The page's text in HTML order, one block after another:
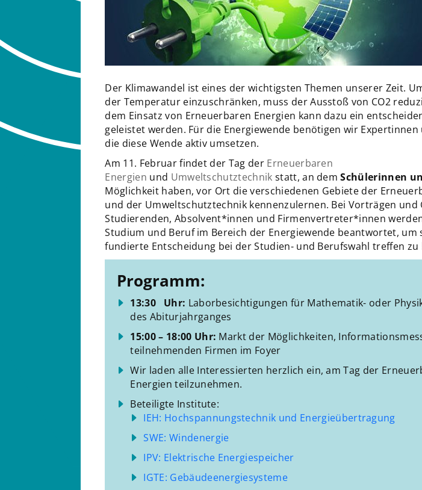
Der Klimawandel ist eines der wichtigsten Themen unserer Zeit.
der Temperatur einzuschränken, muss der Ausstoß von CO2
dem Einsatz von Erneuerbaren Energien kann dazu ein
geleistet werden. Für die Energiewende benötigen wir Expertinnen
die diese Wende aktiv umsetzen.
Am 11. Februar findet der Tag der Erneuerbaren
Energien und Umweltschutztechnik statt, an demSchülerinnen
Möglichkeit haben, vor Ort die verschiedenen Gebiete der
und der Umweltschutztechnik kennenzulernen. Bei Vorträgen und
Studierenden, Absolvent*innen und Firmenvertreter*innen
Studium und Beruf im Bereich der Energiewende beantwortet, um
fundierte Entscheidung bei der Studien- und Berufswahl treffen zu
Programm:
13:30 Uhr: Laborbesichtigungen für Mathematik- oder
des Abiturjahrganges
15:00 – 18:00 Uhr: Markt der Möglichkeiten,
teilnehmenden Firmen im Foyer
Wir laden alle Interessierten herzlich ein, am Tag der
Energien teilzunehmen.
Beteiligte Institute:
IEH: Hochspannungstechnik und Energieübertragung
SWE: Windenergie
IPV: Elektrische Energiespeicher
IGTE: Gebäudeenergiesysteme